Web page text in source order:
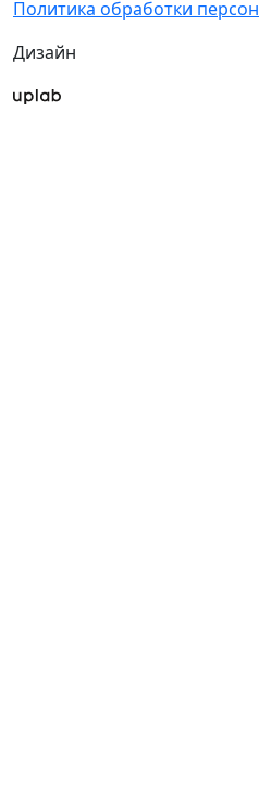
Политика обработки
Дизайн